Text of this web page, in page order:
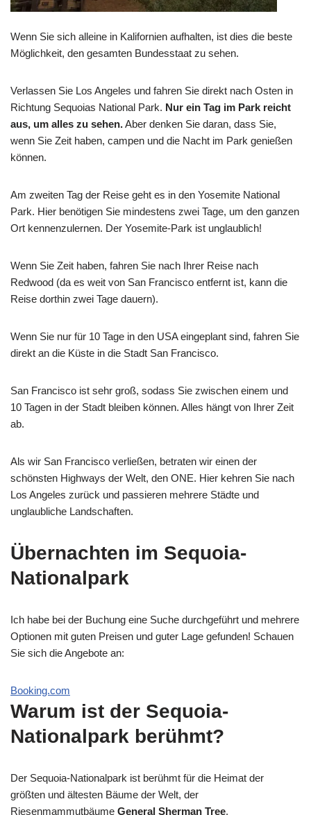
Wenn Sie sich alleine in Kalifornien aufhalten, ist dies die beste
Möglichkeit, den gesamten Bundesstaat zu sehen.
Verlassen Sie Los Angeles und fahren Sie direkt nach Osten in
Richtung Sequoias National Park. Nur ein Tag im Park reicht
aus, um alles zu sehen.Aber denken Sie daran, dass Sie,
wenn Sie Zeit haben, campen und die Nacht im Park genießen
können.
Am zweiten Tag der Reise geht es in den Yosemite National
Park. Hier benötigen Sie mindestens zwei Tage, um den ganzen
Ort kennenzulernen. Der Yosemite-Park ist unglaublich!
Wenn Sie Zeit haben, fahren Sie nach Ihrer Reise nach
Redwood (da es weit von San Francisco entfernt ist, kann die
Reise dorthin zwei Tage dauern).
Wenn Sie nur für 10 Tage in den USA eingeplant sind, fahren Sie
direkt an die Küste in die Stadt San Francisco.
San Francisco ist sehr groß, sodass Sie zwischen einem und
10 Tagen in der Stadt bleiben können. Alles hängt von Ihrer Zeit
ab.
Als wir San Francisco verließen, betraten wir einen der
schönsten Highways der Welt, den ONE. Hier kehren Sie nach
Los Angeles zurück und passieren mehrere Städte und
unglaubliche Landschaften.
Übernachten im Sequoia-
Nationalpark
Ich habe bei der Buchung eine Suche durchgeführt und mehrere
Optionen mit guten Preisen und guter Lage gefunden! Schauen
Sie sich die Angebote an:
Booking.com
Warum ist der Sequoia-
Nationalpark berühmt?
Der Sequoia-Nationalpark ist berühmt für die Heimat der
größten und ältesten Bäume der Welt, der
Riesenmammutbäume General Sherman Tree.